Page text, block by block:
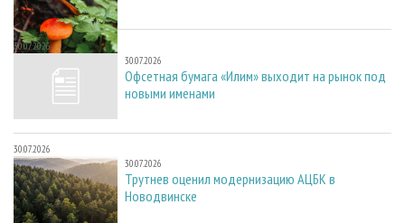
30.07.2026
30.07.2026
Офсетная бумага «Илим» выходит на рынок под
новыми именами
30.07.2026
30.07.2026
Трутнев оценил модернизацию АЦБК в
Новодвинске